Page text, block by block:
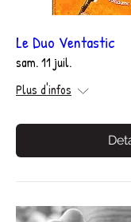
Le Duo Ventastic
sam. 11 juil.
Plus d'infos